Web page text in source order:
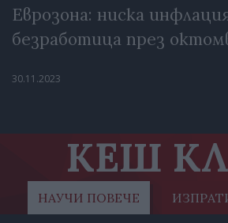
Еврозона: ниска
безработица през
30.11.2023
КЕШ
НАУЧИ ПОВЕЧЕ